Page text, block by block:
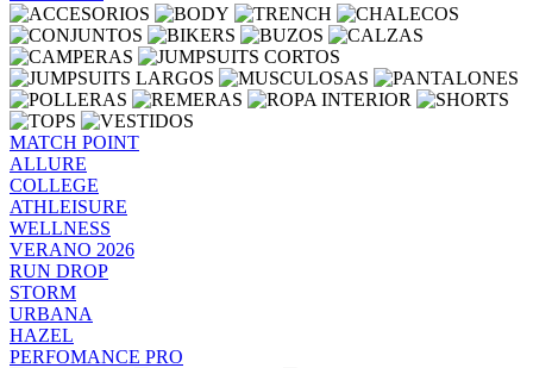
MATCH POINT
ALLURE
COLLEGE
ATHLEISURE
WELLNESS
VERANO 2026
RUN DROP
STORM
URBANA
HAZEL
PERFOMANCE PRO